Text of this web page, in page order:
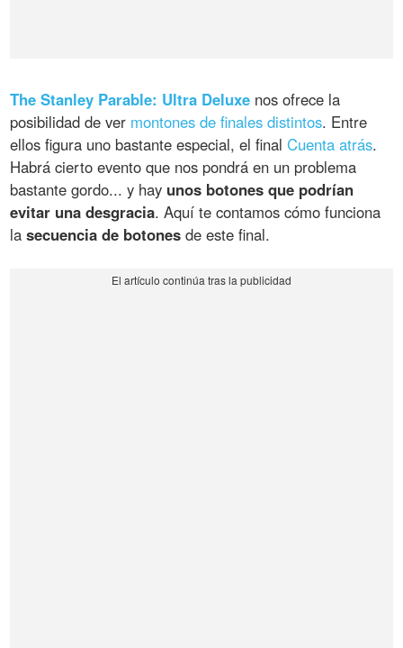
The Stanley Parable: Ultra Deluxe nos ofrece la
posibilidad de ver montones de finales distintos. Entre
ellos figura uno bastante especial, el finalCuenta atrás.
Habrá cierto evento que nos pondrá en un problema
bastante gordo... y hay unos botones que podrían
evitar una desgracia. Aquí te contamos cómo funciona
lasecuencia de botones de este final.